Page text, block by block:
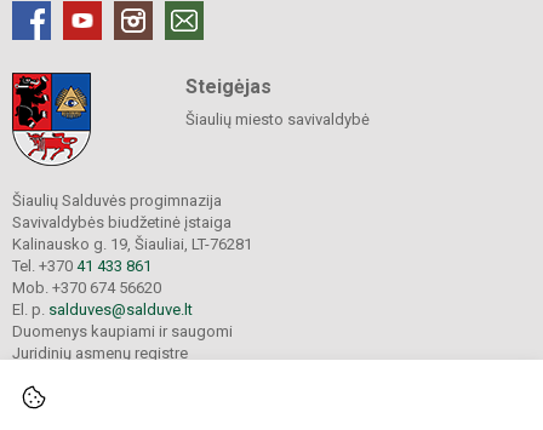
Steigėjas
Šiaulių miesto savivaldybė
Šiaulių Salduvės progimnazija
Savivaldybės biudžetinė įstaiga
Kalinausko g. 19, Šiauliai, LT-76281
Tel. +370 41 433 861
Mob. +370 674 56620
El. p. salduves@salduve.lt
Duomenys kaupiami ir saugomi
Juridinių asmenų registre